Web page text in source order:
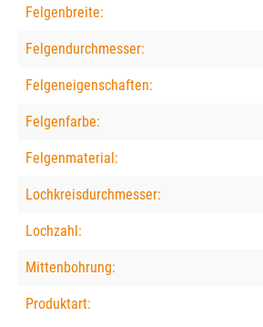
Felgenbreite:
Felgendurchmesser:
Felgeneigenschaften:
Felgenfarbe:
Felgenmaterial:
Lochkreisdurchmesser:
Lochzahl:
Mittenbohrung:
Produktart: